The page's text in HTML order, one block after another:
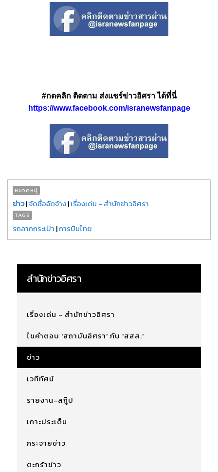
#กดคลิก ติดตาม ส่งแชร์ข่าวอิศรา ได้ที่นี่
https://www.facebook.com/isranewsfanpage
หมวดหมู่
ข่าว|จัดซื้อจัดจ้าง|เรื่องเด่น - สำนักข่าวอิศรา
TAGS
รถลากกระเป๋า |การบินไทย
สำนักข่าวอิศรา
เรื่องเด่น - สำนักข่าวอิศรา
ไขคำตอบ 'สถาบันอิศรา' กับ 'สสส.'
ข่าว
เวทีทัศน์
รายงาน-สกู๊ป
เกาะประเด็น
กระจายข่าว
ตะกร้าข่าว